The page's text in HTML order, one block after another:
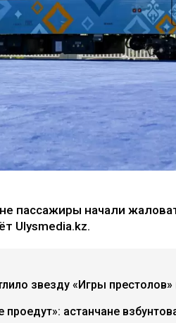
пассажиры начали
Ulysmedia.kz.
звезду «Игры престолов»
астанчане